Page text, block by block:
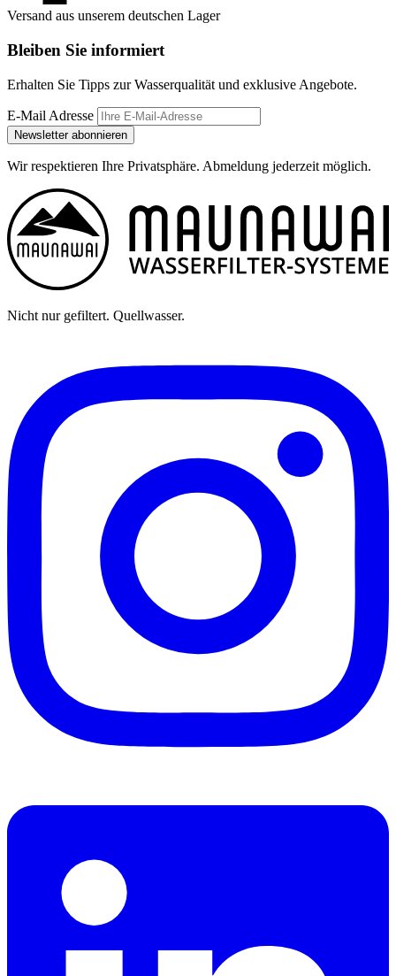
Versand aus unserem deutschen Lager
Bleiben Sie informiert
Erhalten Sie Tipps zur Wasserqualität und exklusive Angebote.
E-Mail Adresse
Newsletter abonnieren
Wir respektieren Ihre Privatsphäre. Abmeldung jederzeit möglich.
Nicht nur gefiltert. Quellwasser.